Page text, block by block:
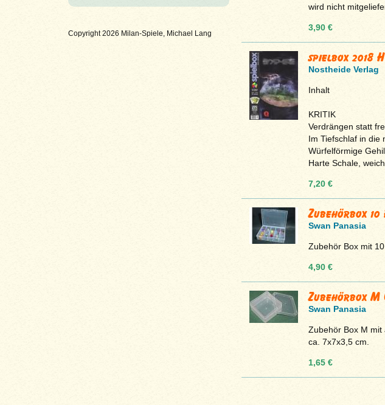
Copyright 2026 Milan-Spiele, Michael Lang
wird nicht
3,90 €
spielbox 2018
Nostheide Verlag
Inhalt
KRITIK
Verdrängen statt
Im Tiefschlaf in die
Würfelförmige
Harte Schale,
7,20 €
Zubehörbox 10
Swan Panasia
Zubehör Box mit
4,90 €
Zubehörbox M
Swan Panasia
Zubehör Box M mit
ca. 7x7x3,5 cm.
1,65 €